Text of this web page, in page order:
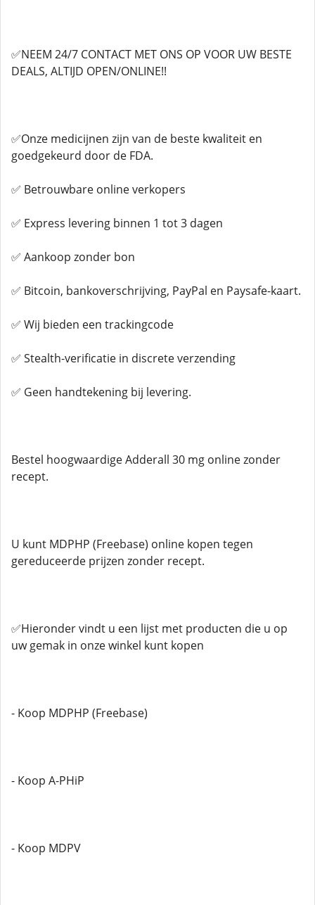
✅NEEM 24/7 CONTACT MET ONS OP VOOR UW BESTE
DEALS, ALTIJD OPEN/ONLINE!!
✅Onze medicijnen zijn van de beste kwaliteit en
goedgekeurd door de FDA.
✅ Betrouwbare online verkopers
✅ Express levering binnen 1 tot 3 dagen
✅ Aankoop zonder bon
✅ Bitcoin, bankoverschrijving, PayPal en Paysafe-kaart.
✅ Wij bieden een trackingcode
✅ Stealth-verificatie in discrete verzending
✅ Geen handtekening bij levering.
Bestel hoogwaardige Adderall 30 mg online zonder
recept.
U kunt MDPHP (Freebase) online kopen tegen
gereduceerde prijzen zonder recept.
✅Hieronder vindt u een lijst met producten die u op
uw gemak in onze winkel kunt kopen
- Koop MDPHP (Freebase)
- Koop A-PHiP
- Koop MDPV